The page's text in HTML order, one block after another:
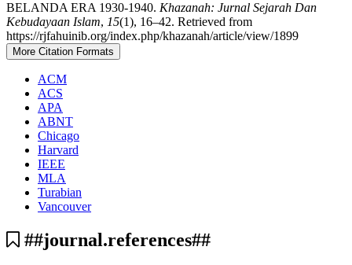
BELANDA ERA 1930-1940. Khazanah: Jurnal Sejarah Dan
Kebudayaan Islam, 15(1), 16–42. Retrieved from
https://rjfahuinib.org/index.php/khazanah/article/view/1899
More Citation Formats
ACM
ACS
APA
ABNT
Chicago
Harvard
IEEE
MLA
Turabian
Vancouver
##journal.references##